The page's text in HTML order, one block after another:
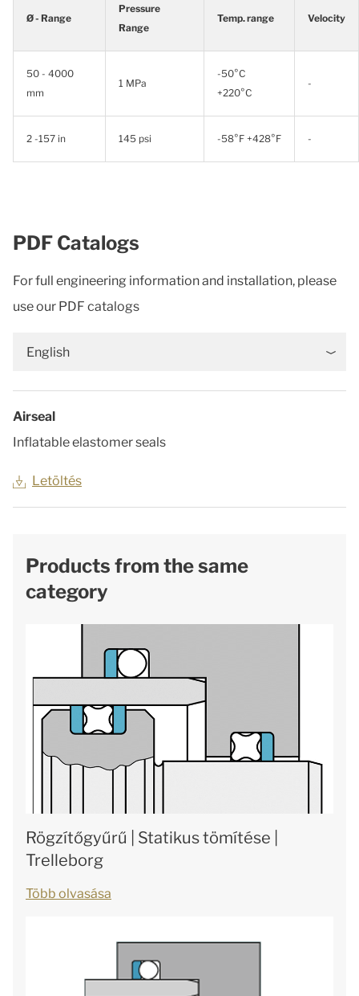
Ø - Range
Pressure
Range
Temp. range Velocity
50 - 4000
mm
1 MPa
-50°C
+220°C
-
2 -157 in 145 psi -58°F +428°F -
PDF Catalogs
For full engineering information and installation, please
use our PDF catalogs
English
Airseal
Inflatable elastomer seals
Letöltés
Products from the same
category
Rögzítőgyűrű | Statikus tömítése |
Trelleborg
Több olvasása